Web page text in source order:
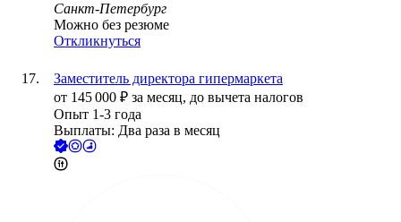
Санкт-Петербург
Можно без резюме
Откликнуться
Заместитель директора гипермаркета
от 145 000 ₽ за месяц, до вычета налогов
Опыт 1-3 года
Выплаты: Два раза в месяц